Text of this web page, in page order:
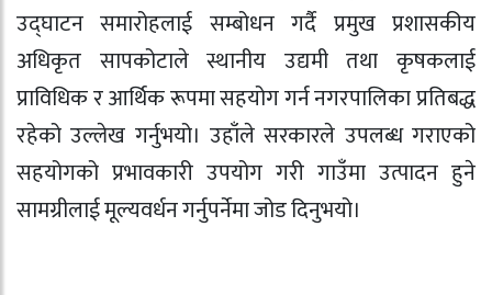
उद्घाटन समारोहलाई सम्बोधन गर्दै प्रमुख प्रशासकीय
अधिकृत सापकोटाले स्थानीय उद्यमी तथा कृषकलाई
प्राविधिक र आर्थिक रूपमा सहयोग गर्न नगरपालिका प्रतिबद्ध
रहेको उल्लेख गर्नुभयो। उहाँले सरकारले उपलब्ध गराएको
सहयोगको प्रभावकारी उपयोग गरी गाउँमा उत्पादन हुने
सामग्रीलाई मूल्यवर्धन गर्नुपर्नेमा जोड दिनुभयो।